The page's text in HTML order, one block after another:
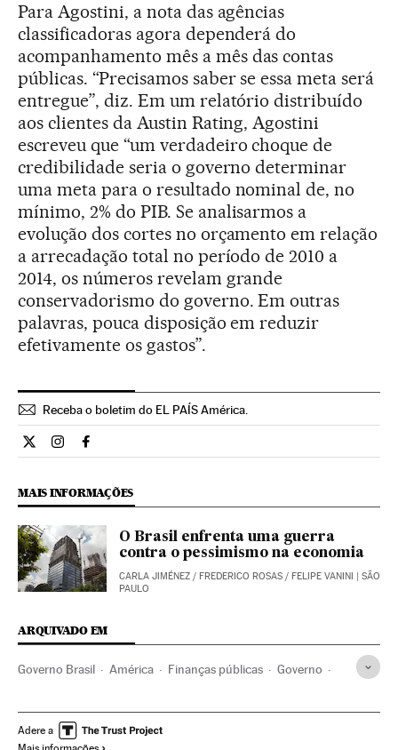
Para Agostini, a nota das agências
classificadoras agora dependerá do
acompanhamento mês a mês das contas
públicas. “Precisamos saber se essa meta será
entregue”, diz. Em um relatório distribuído
aos clientes da Austin Rating, Agostini
escreveu que “um verdadeiro choque de
credibilidade seria o governo determinar
uma meta para o resultado nominal de, no
mínimo, 2% do PIB. Se analisarmos a
evolução dos cortes no orçamento em relação
a arrecadação total no período de 2010 a
2014, os números revelam grande
conservadorismo do governo. Em outras
palavras, pouca disposição em reduzir
efetivamente os gastos”.
Receba o boletim do EL PAÍS América.
Economia El País Brasil en Twitter
Economia El País Brasil en Instagram
Economia El País Brasil en Facebook
MAIS INFORMAÇÕES
O Brasil enfrenta uma guerra
contra o pessimismo na economia
CARLA JIMÉNEZ / FREDERICO ROSAS / FELIPE VANINI
| SÃO
PAULO
ARQUIVADO EM
Governo Brasil América Finanças públicas Governo
Relações exteriores Finanças
Adere a